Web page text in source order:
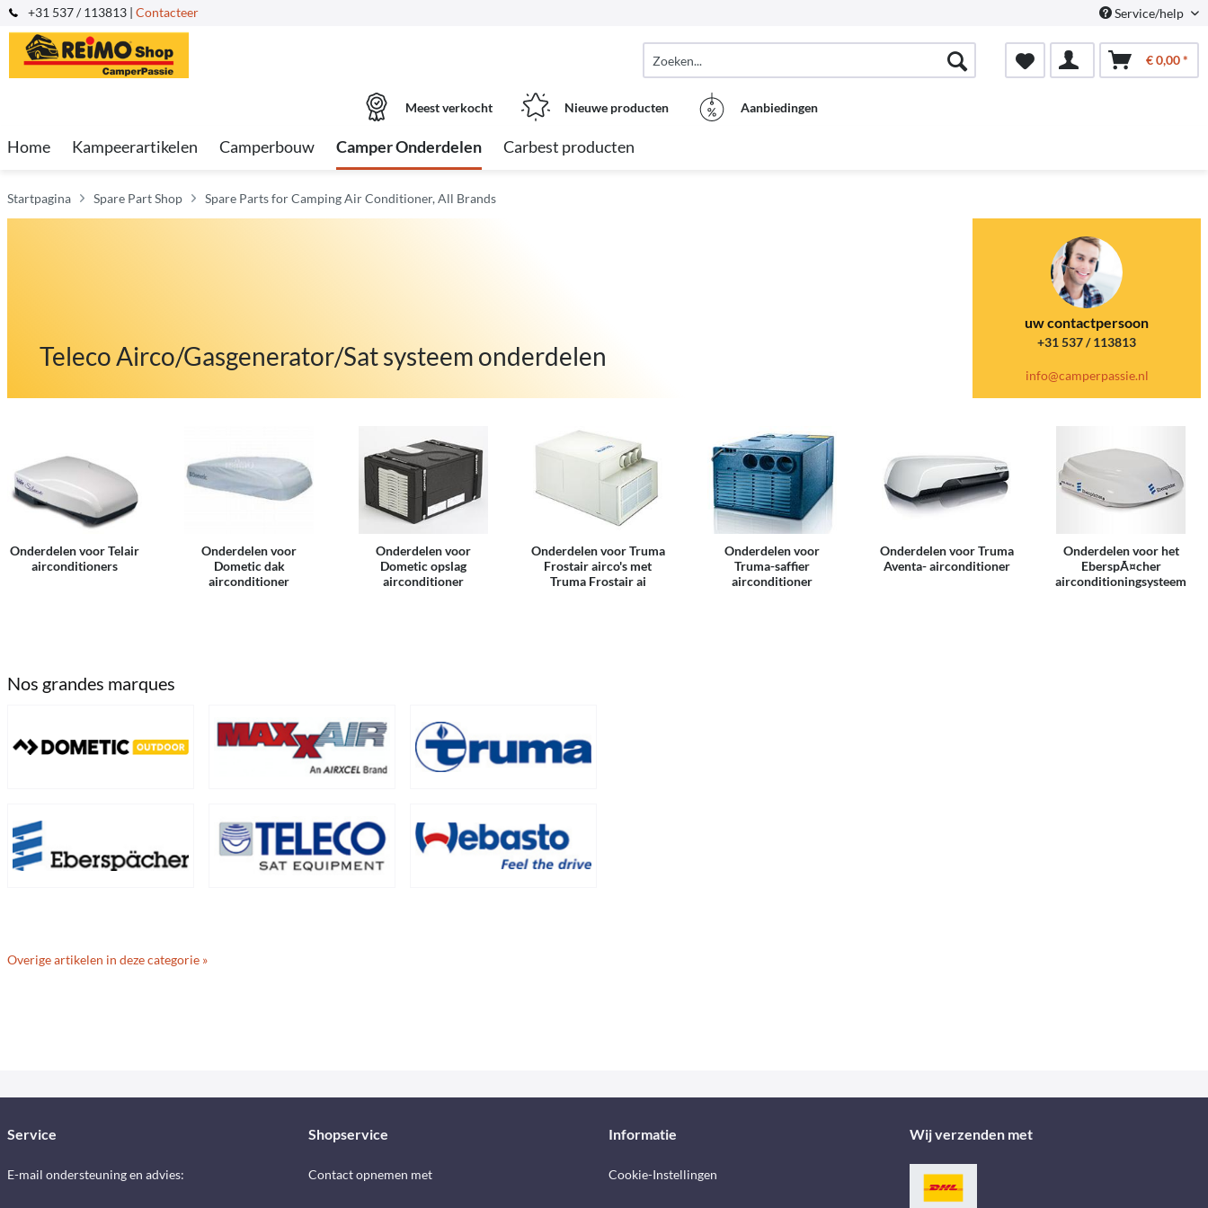
+31 537 / 113813 | Contacteer Service/help
€ 0,00 *
Meest verkocht Nieuwe producten Aanbiedingen
Home Kampeerartikelen Camperbouw Camper Onderdelen Carbest producten
Startpagina Spare Part Shop Spare Parts for Camping Air Conditioner, All Brands
Teleco Airco/Gasgenerator/Sat systeem onderdelen
uw contactpersoon
+31 537 / 113813
info@camperpassie.nl
Onderdelen voor Telair
airconditioners
Onderdelen voor
Dometic dak
airconditioner
Onderdelen voor
Dometic opslag
airconditioner
Onderdelen voor Truma
Frostair airco's met
Truma Frostair ai
Onderdelen voor
Truma-saffier
airconditioner
Onderdelen voor Truma
Aventa- airconditioner
Onderdelen voor het
EberspÃ¤cher
airconditioningsysteem
Nos grandes marques
Overige artikelen in deze categorie »
Service
E-mail ondersteuning en advies:
Shopservice
Contact opnemen met
Informatie
Cookie-Instellingen
Wij verzenden met